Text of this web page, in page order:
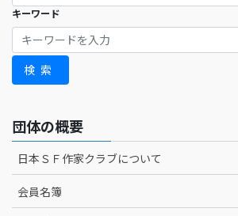
キーワード
検索
団体の概要
日本ＳＦ作家クラブについて
会員名簿